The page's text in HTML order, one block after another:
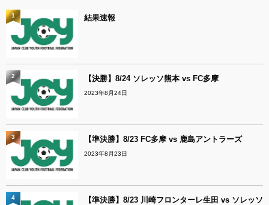
結果速報
1
【決勝】8/24 ソレッソ熊本 vs FC多摩
2023年8月24日
2
【準決勝】8/23 FC多摩 vs 鹿島アントラーズ
2023年8月23日
3
【準決勝】8/23 川崎フロンターレ生田 vs ソレッソ
4